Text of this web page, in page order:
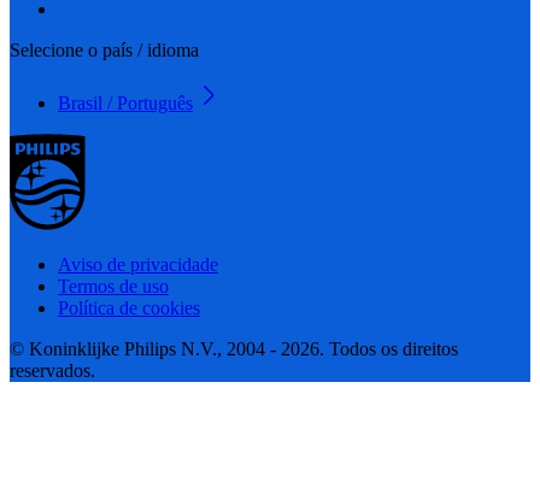
Selecione o país / idioma
Brasil / Português
Aviso de privacidade
Termos de uso
Política de cookies
© Koninklijke Philips N.V., 2004 - 2026. Todos os direitos
reservados.